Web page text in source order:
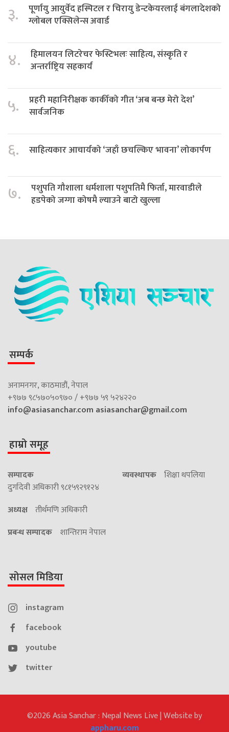
३.
पूर्णायु आयुर्वेद हस्पिटल र चिरायु डेन्टकेयरलाई बंगलादेशको
ग्लोबल एक्सिलेन्स अवार्ड
४.
हिमालयन लिटरेचर फेस्टिभलः साहित्य, संस्कृति र
अन्तर्राष्ट्रिय सहकार्य
५.
प्रहरी महानिरीक्षक कार्कीको गीत ‘अब बन्छ मेरो देश’
सार्वजनिक
६. साहित्यकार आचार्यको ‘जहाँ छचल्किए भावना’ लोकार्पण
७.
पशुपति गौशाला धर्मशाला पशुपतिमै फिर्ता, मारवाडीले
हडपेको जग्गा कोषमै ल्याउने बाटो खुल्ला
सम्पर्क
अनामनगर, काठमाडौं, नेपाल
+९७७ ९८५७०५०९७० / +९७७ ५९ ५२४२२०
info@asiasanchar.com asiasanchar@gmail.com
हाम्रो समूह
सम्पादक
दुर्गादेवी अधिकारी ९८१५९२९१२४
व्यवस्थापक शिक्षा थपलिया
अध्यक्ष तीर्थमणि अधिकारी
प्रबन्ध सम्पादक शान्तिराम नेपाल
सोसल मिडिया
instagram
facebook
youtube
twitter
©2026 Asia Sanchar : Nepal News Live | Website by
appharu.com